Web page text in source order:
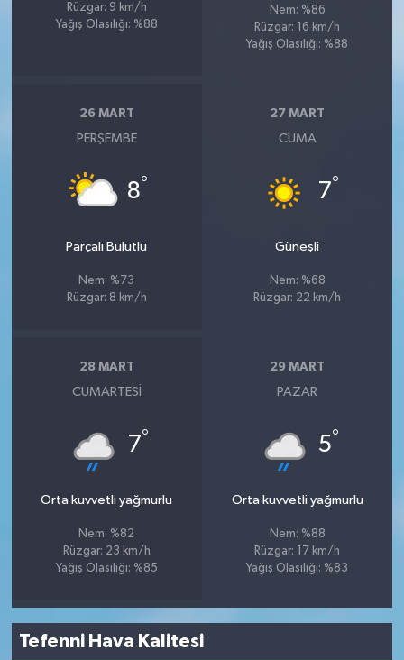
Rüzgar: 9 km/h
Yağış Olasılığı: %88
Nem: %86
Rüzgar: 16 km/h
Yağış Olasılığı: %88
26 MART
PERŞEMBE
8°
Parçalı Bulutlu
Nem: %73
Rüzgar: 8 km/h
27 MART
CUMA
7°
Güneşli
Nem: %68
Rüzgar: 22 km/h
28 MART
CUMARTESI
7°
Orta kuvvetli yağmurlu
Nem: %82
Rüzgar: 23 km/h
Yağış Olasılığı: %85
29 MART
PAZAR
5°
Orta kuvvetli yağmurlu
Nem: %88
Rüzgar: 17 km/h
Yağış Olasılığı: %83
Tefenni Hava Kalitesi